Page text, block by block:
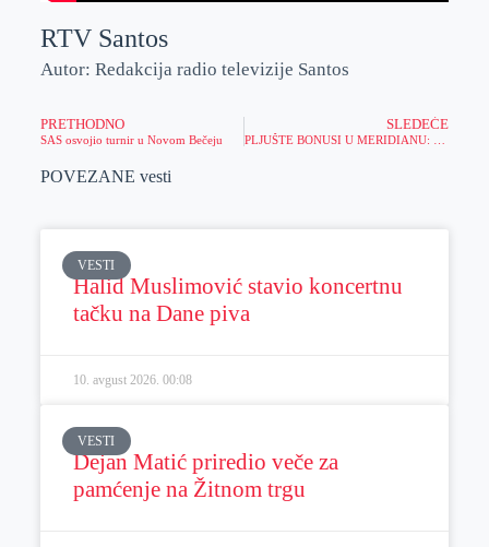
RTV Santos
Autor: Redakcija radio televizije Santos
PRETHODNO
SAS osvojio turnir u Novom Bečeju
SLEDEĆE
POVEZANE vesti
VESTI
Halid Muslimović stavio koncertnu
tačku na Dane piva
10. avgust 2026. 00:08
VESTI
Dejan Matić priredio veče za
pamćenje na Žitnom trgu